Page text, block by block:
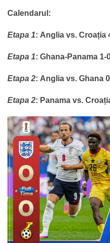
Calendarul:
Etapa 1: Anglia vs. Croația
Etapa 1: Ghana-Panama 1-
Etapa 2: Anglia vs. Ghana
Etapa 2: Panama vs.